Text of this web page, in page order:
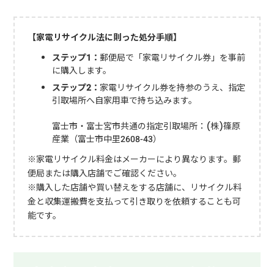
【家電リサイクル法に則った処分手順】
ステップ1：郵便局で「家電リサイクル券」を事前
に購入します。
ステップ2：家電リサイクル券を持参のうえ、指定
引取場所へ自家用車で持ち込みます。
富士市・富士宮市共通の指定引取場所：(株)篠原
産業（富士市中里2608-43）
※家電リサイクル料金はメーカーにより異なります。郵
便局または購入店舗でご確認ください。
※購入した店舗や買い替えをする店舗に、リサイクル料
金と収集運搬費を支払って引き取りを依頼することも可
能です。